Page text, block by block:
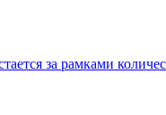
за рамками